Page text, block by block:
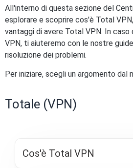
All'interno di questa sezione del
esplorare e scoprire cos'è Total
vantaggi di avere Total VPN. In
VPN, ti aiuteremo con le nostre
risoluzione dei problemi.
Per iniziare, scegli un argomento dal
Totale (VPN)
Cos'è Total VPN